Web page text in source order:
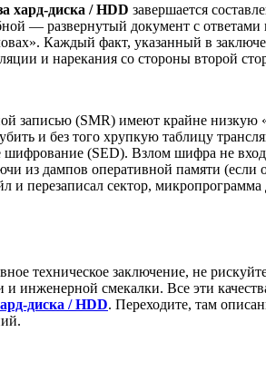
хард-диска / HDD завершается
— развернутый документ с
Каждый факт, указанный в
и нарекания со стороны второй
записью (SMR) имеют крайне низкую
и без того хрупкую таблицу
(SED). Взлом шифра не
из дампов оперативной памяти (если
и перезаписал сектор,
техническое заключение, не
инженерной смекалки. Все эти
диска / HDD. Переходите, там